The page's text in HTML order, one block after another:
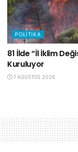
POLITIKA
81 İlde “İl İklim
Kuruluyor
7 AĞUSTOS 2026